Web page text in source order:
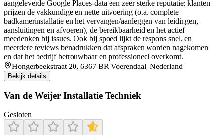
aangeleverde Google Places-data een zeer sterke reputatie: klanten
prijzen de vakkundige en nette uitvoering (o.a. complete
badkamerinstallatie en het vervangen/aanleggen van leidingen,
aansluitingen en afvoeren), de bereikbaarheid en het actief
meedenken bij issues. Ook bij spoed lijkt de respons snel, en
meerdere reviews benadrukken dat afspraken worden nagekomen
en dat het bedrijf betrouwbaar en professioneel overkomt.
Hongerbeekstraat 20, 6367 BR Voerendaal, Nederland
Bekijk details
Van de Weijer Installatie Techniek
Gesloten